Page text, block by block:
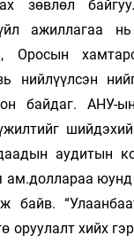
зөвлөл
ажиллагаа
Оросын
нийлүүлсэн
байдаг.
аудитын
ам.доллараа юунд
байв.
оруулалт хийх